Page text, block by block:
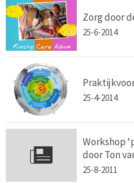
Zorg door
25-6-2014
25-4-2014
Workshop
door Ton
25-8-2011